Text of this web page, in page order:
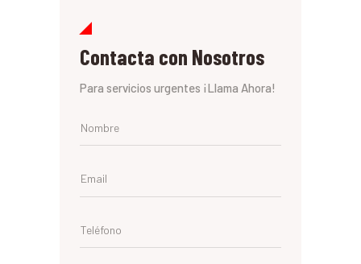
Contacta con Nosotros
Para servicios urgentes ¡Llama Ahora!